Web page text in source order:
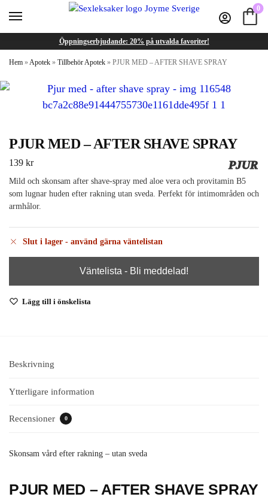
0
Öppningserbjudande: 20% på utvalda favoriter!
Hem »Apotek » Tillbehör Apotek » PJUR MED – AFTER SHAVE SPRAY
PJUR MED – AFTER SHAVE SPRAY
PJUR
139 kr
Mild och skonsam after shave-spray med aloe vera och provitamin B5
som lugnar huden efter rakning utan sveda. Perfekt för intimområden och
armhålor.
Slut i lager - använd gärna väntelistan
Lägg till i önskelista
Beskrivning
Ytterligare information
Recensioner 0
Skonsam vård efter rakning – utan sveda
PJUR MED – AFTER SHAVE SPRAY